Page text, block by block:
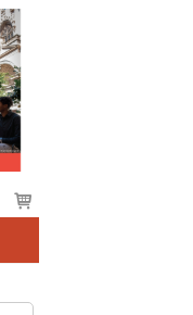
Voir
le